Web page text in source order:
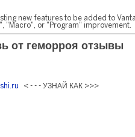
new features to be added to
"Macro", or "Program" improvement.
от геморроя отзывы
< - - - УЗНАЙ КАК >>>